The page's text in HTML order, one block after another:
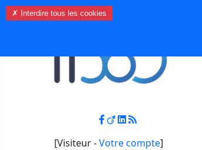
Mon compte
[Visiteur -Votre compte]
✗ Interdire tous les cookies